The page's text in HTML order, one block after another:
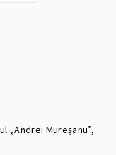
„Andrei Mureșanu”,